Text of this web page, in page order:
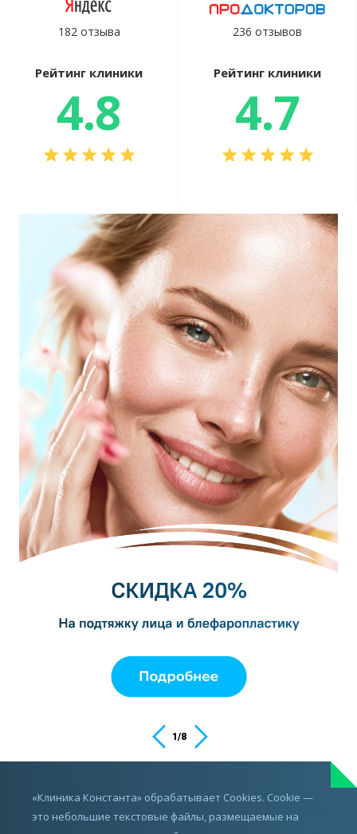
182 отзыва
Рейтинг клиники
4.8
236 отзывов
Рейтинг клиники
4.7
1/8
ИМЕЮТСЯ ПРОТИВОПОКАЗАНИЯ,
ПРОКОНСУЛЬТИРУЙТЕСЬ С ВРАЧОМ
«Клиника Константа» обрабатывает Cookies. Cookie —
это небольшие текстовые файлы, размещаемые на